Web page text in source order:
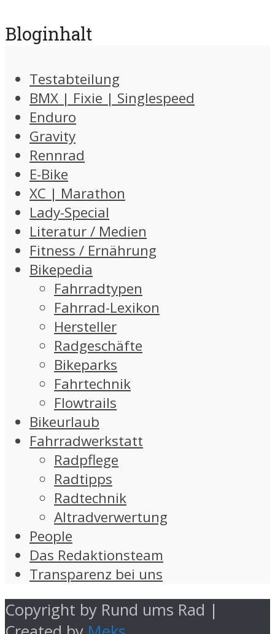
Bloginhalt
Testabteilung
BMX | Fixie | Singlespeed
Enduro
Gravity
Rennrad
E-Bike
XC | Marathon
Lady-Special
Literatur / Medien
Fitness / Ernährung
Bikepedia
Fahrradtypen
Fahrrad-Lexikon
Hersteller
Radgeschäfte
Bikeparks
Fahrtechnik
Flowtrails
Bikeurlaub
Fahrradwerkstatt
Radpflege
Radtipps
Radtechnik
Altradverwertung
People
Das Redaktionsteam
Transparenz bei uns
Copyright by Rund ums Rad |